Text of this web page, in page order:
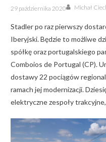
Posted
on
29 października 2020 Author
Michał
Stadler po raz pierwszy
Iberyjski. Będzie to możliwe
spółkę oraz portugalskiego
Comboios de Portugal (CP).
dostawy 22 pociągów
ramach jej modernizacji.
elektryczne zespoły